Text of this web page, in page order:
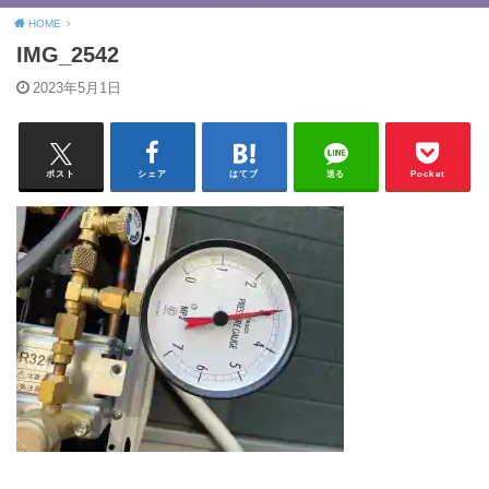
HOME
IMG_2542
2023年5月1日
ポスト シェア はてブ 送る Pocket